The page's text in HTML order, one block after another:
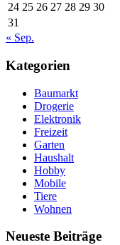
24 25 26 27 28 29 30
31
« Sep.
Kategorien
Baumarkt
Drogerie
Elektronik
Freizeit
Garten
Haushalt
Hobby
Mobile
Tiere
Wohnen
Neueste Beiträge